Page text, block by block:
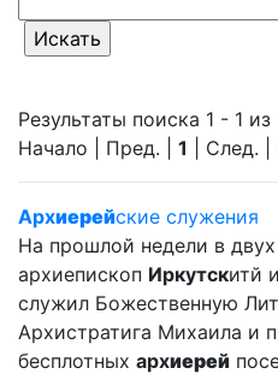
Результаты поиска 1 - 1 из
Начало | Пред. | 1 | След. |
Архиерейские служения
На прошлой недели в
архиепископ Иркутскитй
служил Божественную
Архистратига Михаила и
бесплотных архиерей